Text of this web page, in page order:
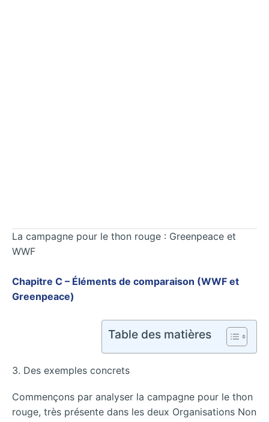
La campagne pour le thon rouge : Greenpeace et
WWF
Chapitre C – Éléments de comparaison (WWF et
Greenpeace)
Table des matières
3. Des exemples concrets
Commençons par analyser la campagne pour le thon
rouge, très présente dans les deux Organisations Non